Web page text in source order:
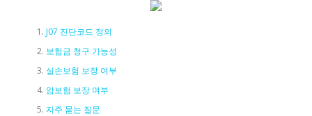
J07 진단코드 정의
보험금 청구 가능성
실손보험 보장 여부
암보험 보장 여부
자주 묻는 질문